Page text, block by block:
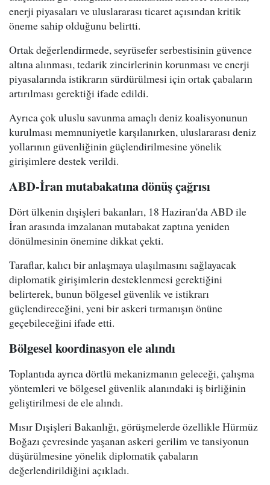
enerji piyasaları ve uluslararası ticaret açısından kritik
öneme sahip olduğunu belirtti.
Ortak değerlendirmede, seyrüsefer serbestisinin güvence
altına alınması, tedarik zincirlerinin korunması ve enerji
piyasalarında istikrarın sürdürülmesi için ortak çabaların
artırılması gerektiği ifade edildi.
Ayrıca çok uluslu savunma amaçlı deniz koalisyonunun
kurulması memnuniyetle karşılanırken, uluslararası deniz
yollarının güvenliğinin güçlendirilmesine yönelik
girişimlere destek verildi.
ABD-İran mutabakatına dönüş çağrısı
Dört ülkenin dışişleri bakanları, 18 Haziran'da ABD ile
İran arasında imzalanan mutabakat zaptına yeniden
dönülmesinin önemine dikkat çekti.
Taraflar, kalıcı bir anlaşmaya ulaşılmasını sağlayacak
diplomatik girişimlerin desteklenmesi gerektiğini
belirterek, bunun bölgesel güvenlik ve istikrarı
güçlendireceğini, yeni bir askeri tırmanışın önüne
geçebileceğini ifade etti.
Bölgesel koordinasyon ele alındı
Toplantıda ayrıca dörtlü mekanizmanın geleceği, çalışma
yöntemleri ve bölgesel güvenlik alanındaki iş birliğinin
geliştirilmesi de ele alındı.
Mısır Dışişleri Bakanlığı, görüşmelerde özellikle Hürmüz
Boğazı çevresinde yaşanan askeri gerilim ve tansiyonun
düşürülmesine yönelik diplomatik çabaların
değerlendirildiğini açıkladı.